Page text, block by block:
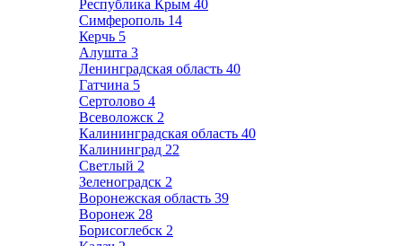
Республика Крым 40
Симферополь 14
Керчь 5
Алушта 3
Ленинградская область 40
Гатчина 5
Сертолово 4
Всеволожск 2
Калининградская область 40
Калининград 22
Светлый 2
Зеленоградск 2
Воронежская область 39
Воронеж 28
Борисоглебск 2